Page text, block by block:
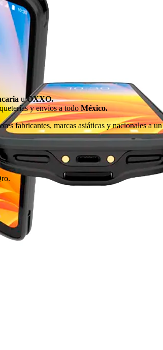
uOXXO.
y envíos a todo México.
fabricantes, marcas asiáticas y nacionales a